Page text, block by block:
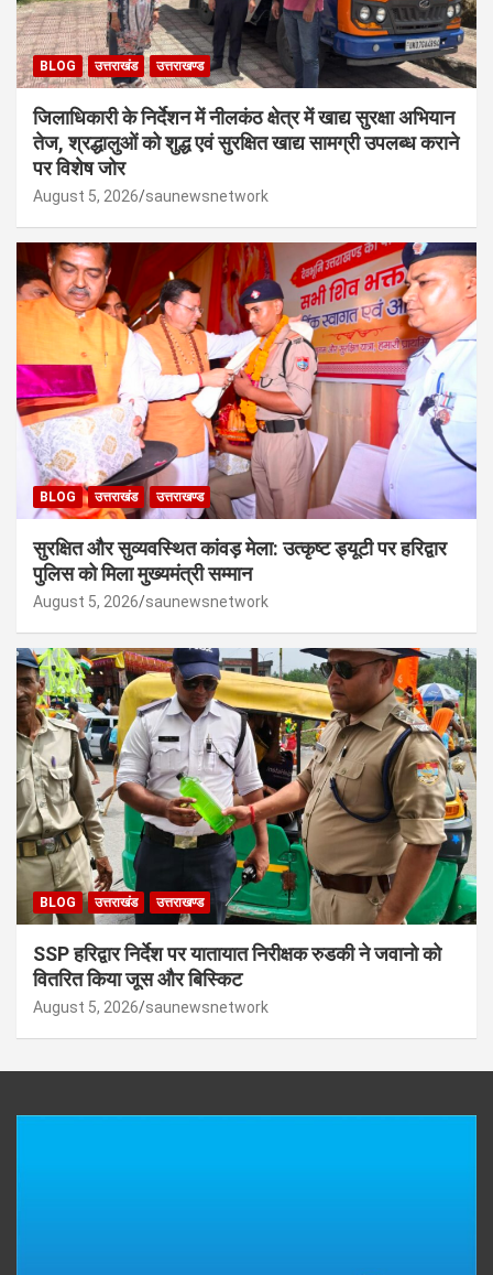
BLOG उत्तराखंड उत्तराखण्ड
जिलाधिकारी के निर्देशन में नीलकंठ क्षेत्र में खाद्य सुरक्षा अभियान
तेज, श्रद्धालुओं को शुद्ध एवं सुरक्षित खाद्य सामग्री उपलब्ध कराने
पर विशेष जोर
August 5, 2026 saunewsnetwork
BLOG उत्तराखंड उत्तराखण्ड
सुरक्षित और सुव्यवस्थित कांवड़ मेला: उत्कृष्ट ड्यूटी पर हरिद्वार
पुलिस को मिला मुख्यमंत्री सम्मान
August 5, 2026 saunewsnetwork
BLOG उत्तराखंड उत्तराखण्ड
SSP हरिद्वार निर्देश पर यातायात निरीक्षक रुडकी ने जवानो को
वितरित किया जूस और बिस्किट
August 5, 2026 saunewsnetwork